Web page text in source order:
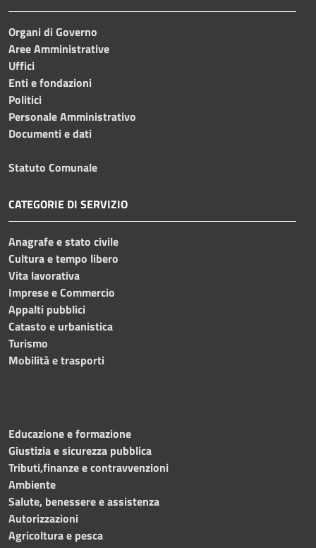
Organi di Governo
Aree Amministrative
Uffici
Enti e fondazioni
Politici
Personale Amministrativo
Documenti e dati
Statuto Comunale
CATEGORIE DI SERVIZIO
Anagrafe e stato civile
Cultura e tempo libero
Vita lavorativa
Imprese e Commercio
Appalti pubblici
Catasto e urbanistica
Turismo
Mobilità e trasporti
Educazione e formazione
Giustizia e sicurezza pubblica
Tributi,finanze e contravvenzioni
Ambiente
Salute, benessere e assistenza
Autorizzazioni
Agricoltura e pesca